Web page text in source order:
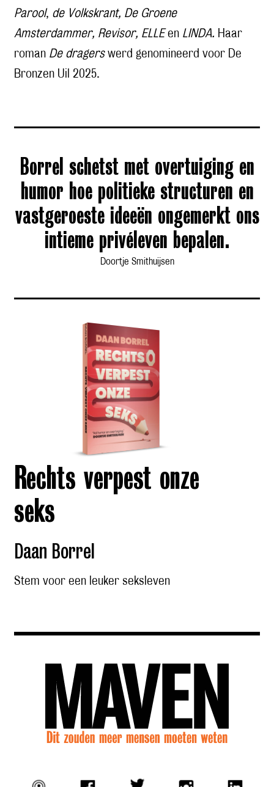
Parool, de Volkskrant, De Groene
Amsterdammer, Revisor, ELLE en LINDA. Haar
roman De dragers werd genomineerd voor De
Bronzen Uil 2025.
Borrel schetst met overtuiging en
humor hoe politieke structuren en
vastgeroeste ideeën ongemerkt ons
intieme privéleven bepalen.
Doortje Smithuijsen
Rechts verpest onze
seks
Daan Borrel
Stem voor een leuker seksleven